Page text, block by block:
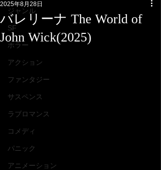
ジャンル
SF
ホラー
アクション
ファンタジー
サスペンス
ラブロマンス
コメディ
パニック
アニメーション
バレリーナ The World of
John Wick(2025)
2025年8月28日